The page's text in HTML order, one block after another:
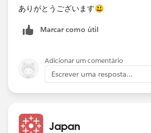
ありがとうございます😃
Marcar como útil
Adicionar um comentário
Escrever uma resposta...
Japan